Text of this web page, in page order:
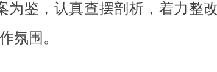
为鉴，认真查摆剖析，着力整
氛围。